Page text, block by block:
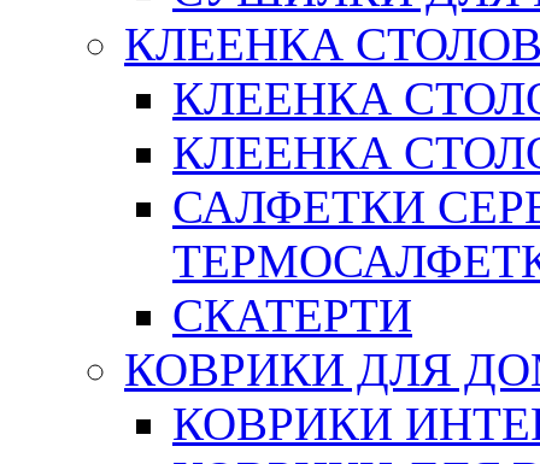
КЛЕЕНКА
КЛЕЕНКА
КЛЕЕНКА
САЛФЕТКИ
СКАТЕРТИ
КОВРИКИ ДЛЯ
КОВРИКИ